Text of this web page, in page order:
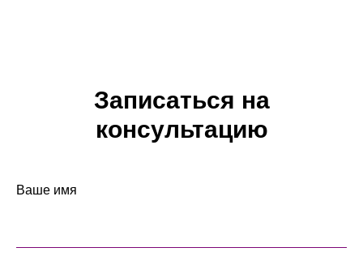
Записаться на
консультацию
Ваше имя